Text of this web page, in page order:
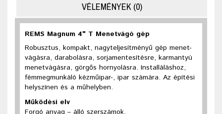
VÉLEMÉNYEK (0)
REMS Magnum 4" T Menetvágó gép
Robusztus, kompakt, nagyteljesítményű gép menet-
vágásra, darabolásra, sorjamentesítésre, karmantyú
menetvágásra, görgős hornyolásra. Installáláshoz,
fémmegmunkáló kézműipar-, ipar számára. Az építési
helyszínen és a műhelyben.
Működési elv